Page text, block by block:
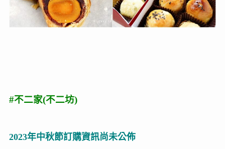
#不二家(不二坊)
2023年中秋節訂購資訊尚未公佈